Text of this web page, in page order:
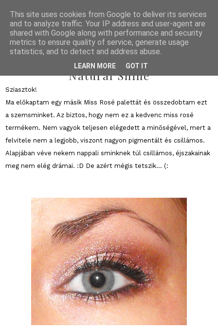
2011/01/21
Natural Shine
Sziasztok!
Ma előkaptam egy másik Miss Rosé palettát és összedobtam ezt
a szemsminket. Az biztos, hogy nem ez a kedvenc miss rosé
termékem. Nem vagyok teljesen elégedett a minőségével, mert a
felvitele nem a legjobb, viszont nagyon pigmentált és csillámos.
Alapjában véve nekem nappali sminknek túl csillámos, éjszakainak
meg nem elég drámai. :D De azért mégis tetszik... (:
This site uses cookies from Google to deliver its services
and to analyze traffic. Your IP address and user-agent are
shared with Google along with performance and security
metrics to ensure quality of service, generate usage
statistics, and to detect and address abuse.
LEARN MORE GOT IT